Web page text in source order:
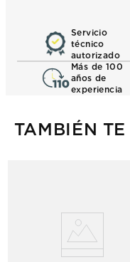
Servicio
técnico
autorizado
Más de 100
años de
experiencia
TAMBIÉN